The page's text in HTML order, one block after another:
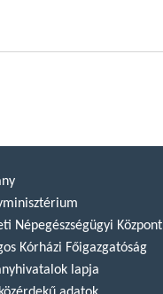
Népegészségügyi Központ
Kórházi Főigazgatóság
lapja